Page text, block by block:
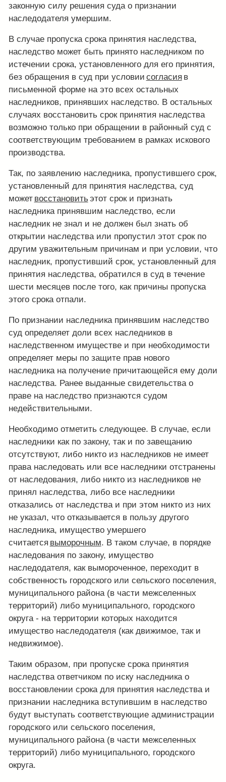
законную силу решения суда о признании
наследодателя умершим.
В случае пропуска срока принятия наследства,
наследство может быть принято наследником по
истечении срока, установленного для его принятия,
без обращения в суд при условии согласия в
письменной форме на это всех остальных
наследников, принявших наследство. В остальных
случаях восстановить срок принятия наследства
возможно только при обращении в районный суд с
соответствующим требованием в рамках искового
производства.
Так, по заявлению наследника, пропустившего срок,
установленный для принятия наследства, суд
может восстановить этот срок и признать
наследника принявшим наследство, если
наследник не знал и не должен был знать об
открытии наследства или пропустил этот срок по
другим уважительным причинам и при условии, что
наследник, пропустивший срок, установленный для
принятия наследства, обратился в суд в течение
шести месяцев после того, как причины пропуска
этого срока отпали.
По признании наследника принявшим наследство
суд определяет доли всех наследников в
наследственном имуществе и при необходимости
определяет меры по защите прав нового
наследника на получение причитающейся ему доли
наследства. Ранее выданные свидетельства о
праве на наследство признаются судом
недействительными.
Необходимо отметить следующее. В случае, если
наследники как по закону, так и по завещанию
отсутствуют, либо никто из наследников не имеет
права наследовать или все наследники отстранены
от наследования, либо никто из наследников не
принял наследства, либо все наследники
отказались от наследства и при этом никто из них
не указал, что отказывается в пользу другого
наследника, имущество умершего
считается выморочным. В таком случае, в порядке
наследования по закону, имущество
наследодателя, как вымороченное, переходит в
собственность городского или сельского поселения,
муниципального района (в части межселенных
территорий) либо муниципального, городского
округа - на территории которых находится
имущество наследодателя (как движимое, так и
недвижимое).
Таким образом, при пропуске срока принятия
наследства ответчиком по иску наследника о
восстановлении срока для принятия наследства и
признании наследника вступившим в наследство
будут выступать соответствующие администрации
городского или сельского поселения,
муниципального района (в части межселенных
территорий) либо муниципального, городского
округа.